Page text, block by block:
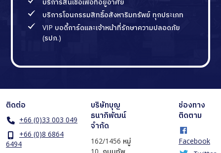
บริการสินเชื่อเพื่อที่อยู่อาศัย
บริการโอนกรรมสิทธิ์อสังหาริมทรัพย์ ทุกประเภท
VIP บอดี้การ์ดและเจ้าหน้าที่รักษาความปลอดภัย
(รปภ.)
ติดต่อ
+66 (0)33 003 049
+66 (0)8 6864
6494
บริษัทบุญ
ธนาภิพัฒน์
จำกัด
162/1456 หมู่
ช่องทาง
ติดตาม
Facebook